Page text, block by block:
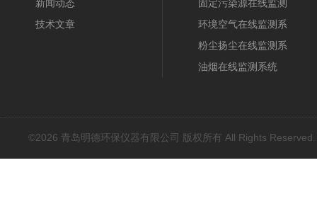
新闻动态
技术文章
固定污染源在线监测
系统
环境空气在线监测系
统
粉尘扬尘在线监测系
统
油烟在线监测系统
©2026 青岛明德环保仪器有限公司 版权所有 All Rights